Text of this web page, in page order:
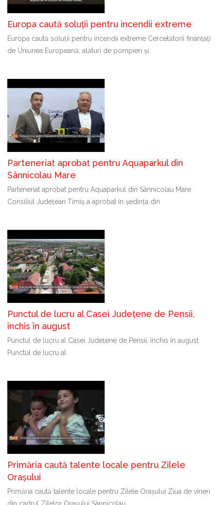
Europa caută soluții pentru incendii extreme
Europa caută soluții pentru incendii extreme Cercetătorii finanțați
de Uniunea Europeană, alături de pompieri și
Parteneriat aprobat pentru Aquaparkul din
Sânnicolau Mare
Parteneriat aprobat pentru Aquaparkul din Sânnicolau Mare
Consiliul Județean Timiș a aprobat în ședința din
Punctul de lucru al Casei Județene de Pensii,
închis în august
Punctul de lucru al Casei Județene de Pensii, închis în august
Punctul de lucru al
Primăria caută talente locale pentru Zilele
Orașului
Primăria caută talente locale pentru Zilele Orașului Ziua de vineri
din cadrul Zilelor Orașului Sânnicolau